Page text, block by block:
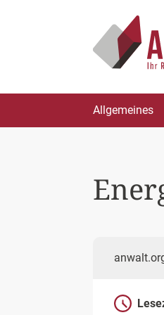
springen
Allgemeines